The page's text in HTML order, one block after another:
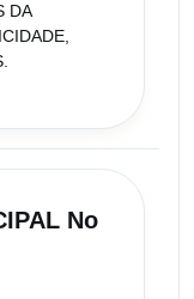
DA
No